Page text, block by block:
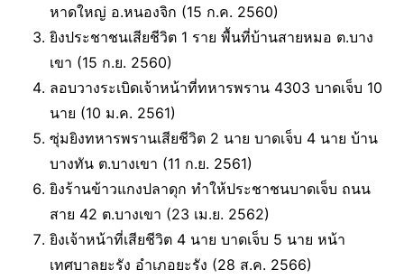
หาดใหญ่ อ.หนองจิก (15 ก.ค. 2560)
ยิงประชาชนเสียชีวิต 1 ราย พื้นที่บ้านสายหมอ ต.บาง
เขา (15 ก.ย. 2560)
ลอบวางระเบิดเจ้าหน้าที่ทหารพราน 4303 บาดเจ็บ 10
นาย (10 ม.ค. 2561)
ซุ่มยิงทหารพรานเสียชีวิต 2 นาย บาดเจ็บ 4 นาย บ้าน
บางทัน ต.บางเขา (11 ก.ย. 2561)
ยิงร้านข้าวแกงปลาดุก ทำให้ประชาชนบาดเจ็บ ถนน
สาย 42 ต.บางเขา (23 เม.ย. 2562)
ยิงเจ้าหน้าที่เสียชีวิต 4 นาย บาดเจ็บ 5 นาย หน้า
เทศบาลยะรัง อำเภอยะรัง (28 ส.ค. 2566)